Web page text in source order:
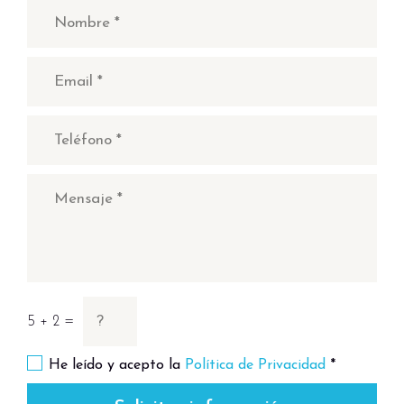
Estudio para 4 personas (aprox. 27m²)
Salón divisible por tabiques con 4 camas
Aseo separado
balcón
Salón con 2 camas individuales
desplegables + 1 cama individual
5 + 2 =
He leído y acepto la Política de Privacidad *